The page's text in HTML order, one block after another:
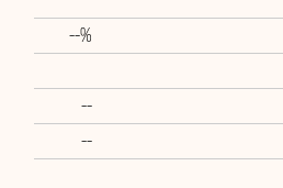
--%
--
--